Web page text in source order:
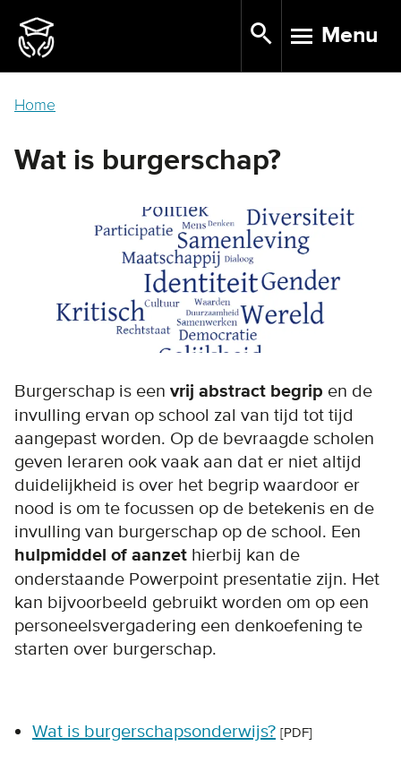
main
TOGGLE
Menu
Home
Wat is burgerschap?
Burgerschap is een vrij abstract begrip en de
invulling ervan op school zal van tijd tot tijd
aangepast worden. Op de bevraagde scholen
geven leraren ook vaak aan dat er niet altijd
duidelijkheid is over het begrip waardoor er
nood is om te focussen op de betekenis en de
invulling van burgerschap op de school. Een
hulpmiddel of aanzet hierbij kan de
onderstaande Powerpoint presentatie zijn. Het
kan bijvoorbeeld gebruikt worden om op een
personeelsvergadering een denkoefening te
starten over burgerschap.
Wat is burgerschapsonderwijs? [PDF]